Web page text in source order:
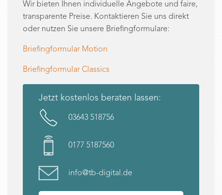
Wir bieten Ihnen individuelle Angebote und faire,
transparente Preise. Kontaktieren Sie uns direkt
oder nutzen Sie unsere Briefingformulare:
Briefingformular Motion
Briefingformular Classics
Jetzt kostenlos beraten lassen:
03643 518756
0177 5187560
info@tb-digital.de